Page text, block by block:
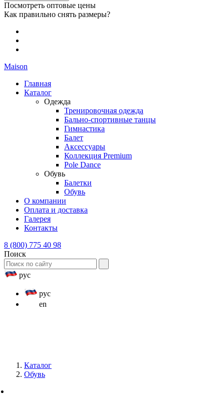
Посмотреть оптовые цены
Как правильно снять размеры?
Maison
Главная
Каталог
Одежда
Тренировочная одежда
Бально-спортивные танцы
Гимнастика
Балет
Аксессуары
Коллекция Premium
Pole Dance
Обувь
Балетки
Обувь
О компании
Оплата и доставка
Галерея
Контакты
8 (800) 775 40 98
Поиск
рус
рус
en
Каталог
Обувь